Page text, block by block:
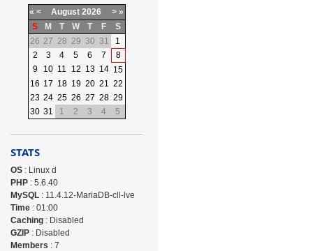
« < August 2026 > »
S
M T W T F
S
26 27 28 29 30 31
1
2
3 4 5 6 7
8
9
10 11 12 13 14 15
16 17 18 19 20 21 22
23 24 25 26 27 28 29
30 31 1 2 3 4 5
STATS
OS: Linux d
PHP: 5.6.40
MySQL: 11.4.12-MariaDB-cll-lve
Time: 01:00
Caching: Disabled
GZIP: Disabled
Members : 7